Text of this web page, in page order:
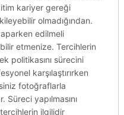
kariyer gereği
olmadığından.
edilmeli
etmenize. Tercihlerin
politikasını sürecini
karşılaştırırken
fotoğraflarla
Süreci yapılmasını
ilgilidir